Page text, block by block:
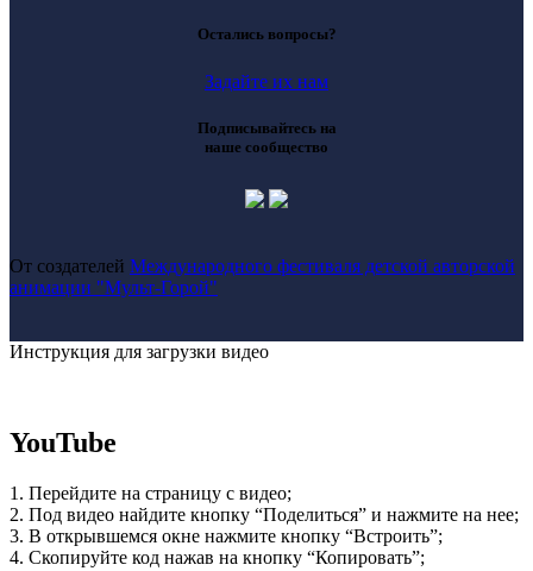
Остались вопросы?
Задайте их нам
Подписывайтесь на
наше сообщество
От создателей Международного фестиваля детской авторской
анимации "Мульт-Горой"
Инструкция для загрузки видео
YouTube
1. Перейдите на страницу с видео;
2. Под видео найдите кнопку “Поделиться” и нажмите на нее;
3. В открывшемся окне нажмите кнопку “Встроить”;
4. Скопируйте код нажав на кнопку “Копировать”;